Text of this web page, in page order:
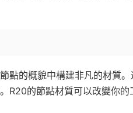
點的概貌中構建非凡的材質
R20的節點材質可以改變你